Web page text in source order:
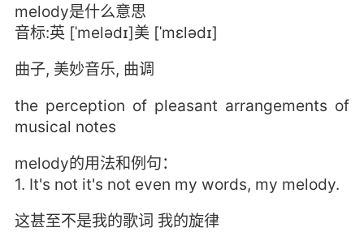
melody是什么意思
音标:英 [ˈmelədɪ]美 [ˈmɛlədɪ]
曲子, 美妙音乐, 曲调
the perception of pleasant arrangements of
musical notes
melody的用法和例句：
1. It's not it's not even my words, my melody.
这甚至不是我的歌词 我的旋律